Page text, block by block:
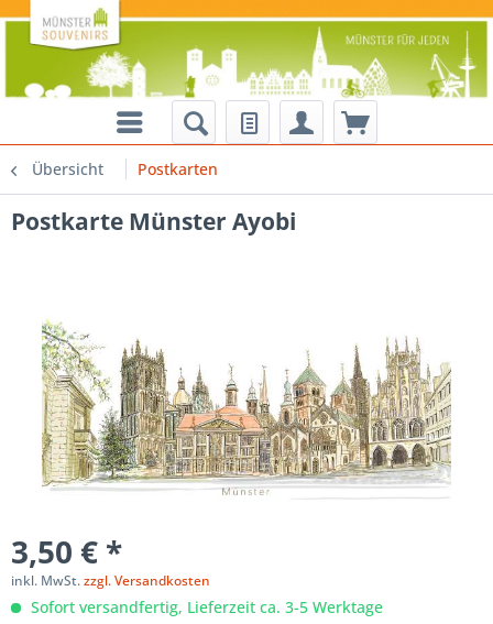
Übersicht Postkarten
Postkarte Münster Ayobi
3,50 € *
inkl. MwSt.zzgl. Versandkosten
Sofort versandfertig, Lieferzeit ca. 3-5 Werktage